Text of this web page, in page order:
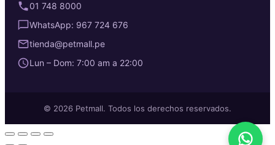
01 748 8000
WhatsApp: 967 724 676
tienda@petmall.pe
Lun – Dom: 7:00 am a 22:00
© 2026 Petmall. Todos los derechos reservados.